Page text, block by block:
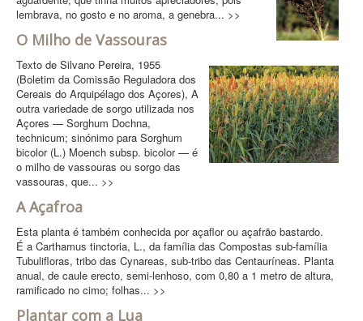
lembrava, no gosto e no aroma, a genebra... >>
O Milho de Vassouras
Texto de Silvano Pereira, 1955
(Boletim da Comissão Reguladora dos
Cereais do Arquipélago dos Açores), A
outra variedade de sorgo utilizada nos
Açores — Sorghum Dochna,
technicum; sinónimo para Sorghum
bicolor (L.) Moench subsp. bicolor — é
o milho de vassouras ou sorgo das
vassouras, que... >>
A Açafroa
Esta planta é também conhecida por açaflor ou açafrão bastardo.
É a Carthamus tinctoria, L., da família das Compostas sub-família
Tubulifloras, tribo das Cynareas, sub-tribo das Centauríneas. Planta
anual, de caule erecto, semi-lenhoso, com 0,80 a 1 metro de altura,
ramificado no cimo; folhas... >>
Plantar com a Lua